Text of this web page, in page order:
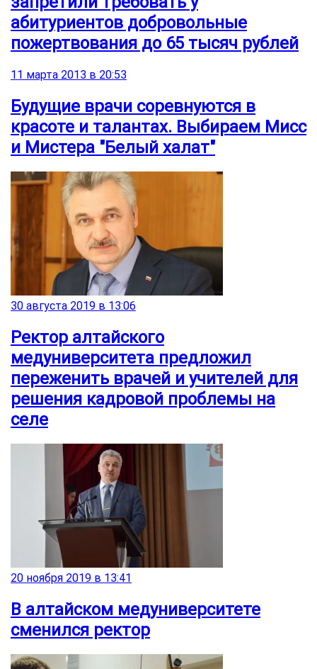
абитуриентов добровольные
пожертвования до 65 тысяч рублей
11 марта 2013 в 20:53
Будущие врачи соревнуются в
красоте и талантах. Выбираем Мисс
и Мистера "Белый халат"
30 августа 2019 в 13:06
Ректор алтайского
медуниверситета предложил
переженить врачей и учителей для
решения кадровой проблемы на
селе
20 ноября 2019 в 13:41
В алтайском медуниверситете
сменился ректор